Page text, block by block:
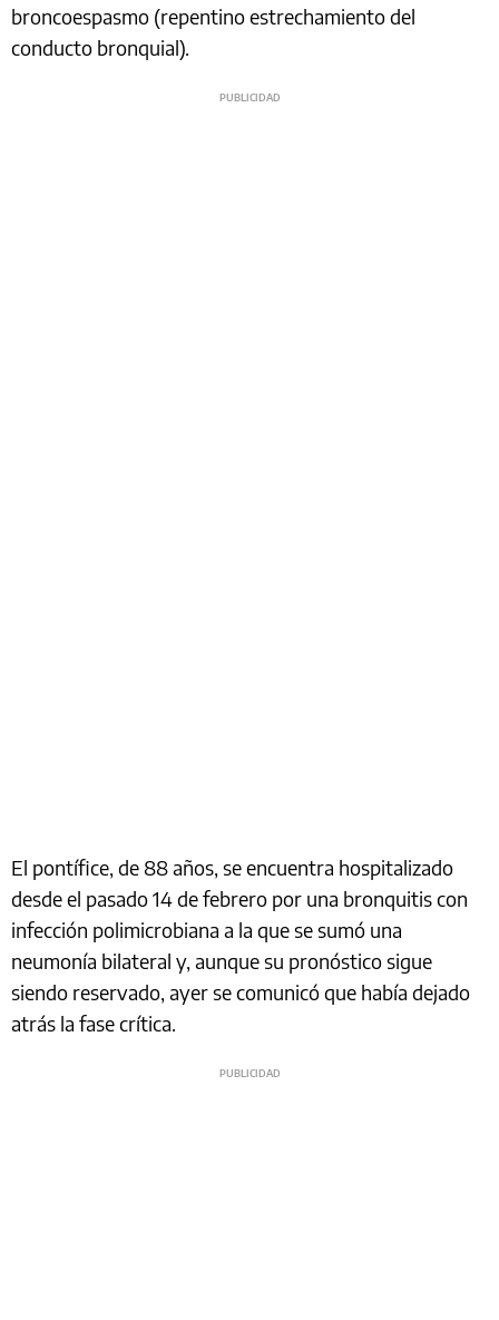
broncoespasmo (repentino estrechamiento del
conducto bronquial).
El pontífice, de 88 años, se encuentra hospitalizado
desde el pasado 14 de febrero por una bronquitis con
infección polimicrobiana a la que se sumó una
neumonía bilateral y, aunque su pronóstico sigue
siendo reservado, ayer se comunicó que había dejado
atrás la fase crítica.